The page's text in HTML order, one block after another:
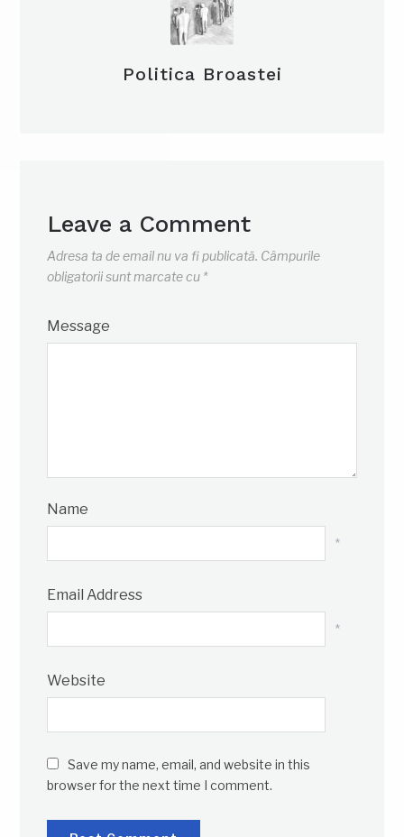
Politica Broastei
Leave a Comment
Adresa ta de email nu va fi publicată. Câmpurile
obligatorii sunt marcate cu *
Message
Name
*
Email Address
*
Website
Save my name, email, and website in this
browser for the next time I comment.